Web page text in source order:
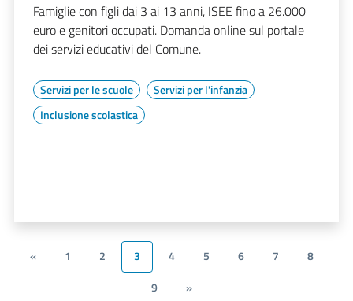
Famiglie con figli dai 3 ai 13 anni, ISEE fino a 26.000
euro e genitori occupati. Domanda online sul portale
dei servizi educativi del Comune.
Servizi per le scuole
Servizi per l'infanzia
Inclusione scolastica
« 1 2 3 4 5 6 7
8
9
»